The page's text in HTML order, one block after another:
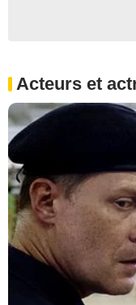
Acteurs et